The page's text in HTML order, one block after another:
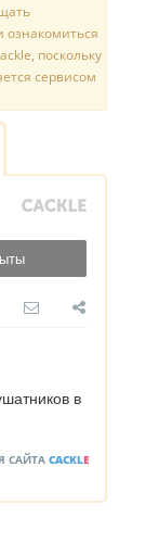
поскольку
сервисом
в
САЙТА CACKLE